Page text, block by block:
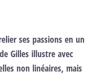
ses passions en un
Gilles illustre avec
non linéaires, mais